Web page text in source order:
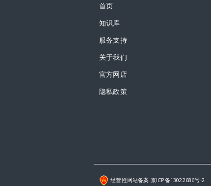
首页
知识库
服务支持
关于我们
官方网店
隐私政策
经营性网站备案 京ICP备13022686号-2